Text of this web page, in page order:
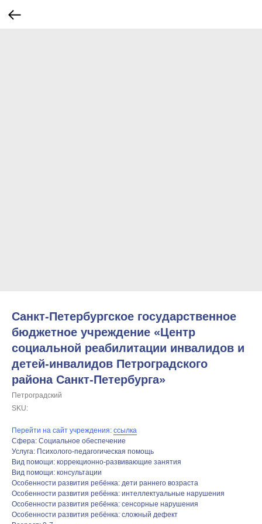
Санкт-Петербургское государственное
бюджетное учреждение «Центр
социальной реабилитации инвалидов и
детей-инвалидов Петроградского
района Санкт-Петербурга»
Петроградский
SKU:
Перейти на сайт учреждения: ссылка
Сфера: Социальное обеспечение
Услуга: Психолого-педагогическая помощь
Вид помощи: коррекционно-развивающие занятия
Вид помощи: консультации
Особенности развития ребёнка: дети раннего возраста
Особенности развития ребёнка: интеллектуальные нарушения
Особенности развития ребёнка: сенсорные нарушения
Особенности развития ребёнка: сложный дефект